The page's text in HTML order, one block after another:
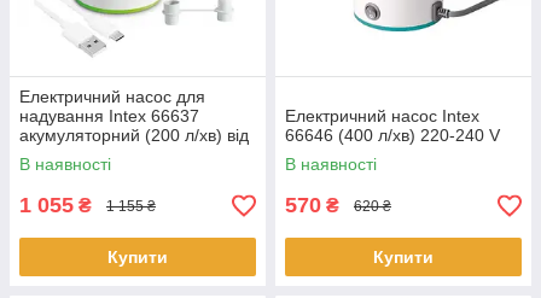
Електричний насос для
надування Intex 66637
акумуляторний (200 л/хв) від
USB 5V + Powerbank 2000
mAh
В наявності
1 055 ₴ 1 155 ₴
Купити
Електричний насос Intex
66646 (400 л/хв) 220-240 V
В наявності
570 ₴ 620 ₴
Купити